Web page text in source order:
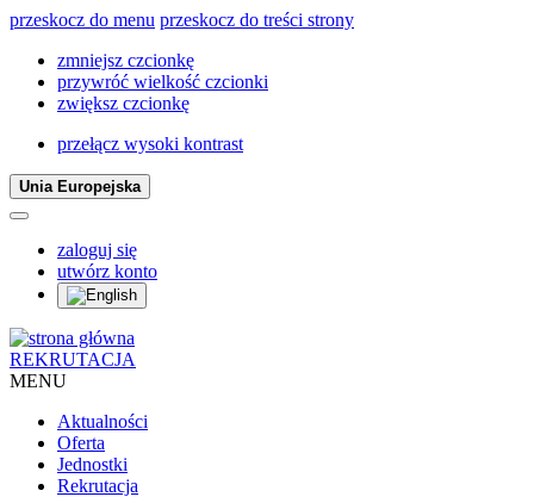
przeskocz do menu przeskocz do treści strony
zmniejsz czcionkę
przywróć wielkość czcionki
zwiększ czcionkę
przełącz wysoki kontrast
Unia Europejska
zaloguj się
utwórz konto
REKRUTACJA
MENU
Aktualności
Oferta
Jednostki
Rekrutacja